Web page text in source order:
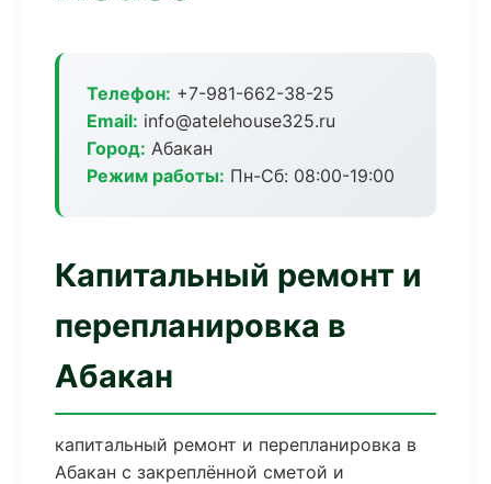
Телефон: +7-981-662-38-25
Email: info@atelehouse325.ru
Город: Абакан
Режим работы: Пн-Сб: 08:00-19:00
Капитальный ремонт и
перепланировка в
Абакан
капитальный ремонт и перепланировка в
Абакан с закреплённой сметой и